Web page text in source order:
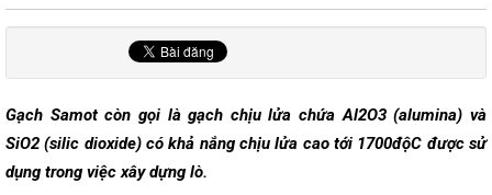
Gạch Samot còn gọi là gạch chịu lửa chứa Al2O3 (alumina) và
SiO2 (silic dioxide) có khả nắng chịu lửa cao tới 1700độC được sử
dụng trong việc xây dựng lò.